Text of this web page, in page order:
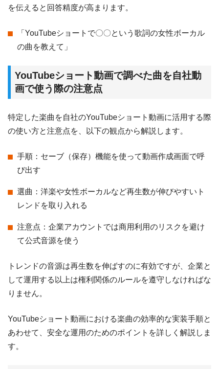
を伝えると回答精度が高まります。
「YouTubeショートで〇〇という歌詞の女性ボーカル
の曲を教えて」
YouTubeショート動画で調べた曲を自社動
画で使う際の注意点
特定した楽曲を自社のYouTubeショート動画に活用する際
の使い方と注意点を、以下の観点から解説します。
手順：セーブ（保存）機能を使って動画作成画面で呼
び出す
選曲：洋楽や女性ボーカルなど再生数が伸びやすいト
レンドを取り入れる
注意点：企業アカウントでは商用利用のリスクを避け
て公式音源を使う
トレンドの音源は再生数を伸ばすのに有効ですが、企業と
して運用する以上は権利関係のルールを遵守しなければな
りません。
YouTubeショート動画における楽曲の効率的な実装手順と
あわせて、安全な運用のためのポイントを詳しく解説しま
す。